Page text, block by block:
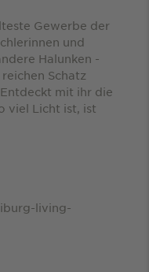
Gewerbe der
und
Halunken -
Schatz
mit ihr die
viel Licht ist, ist
living-